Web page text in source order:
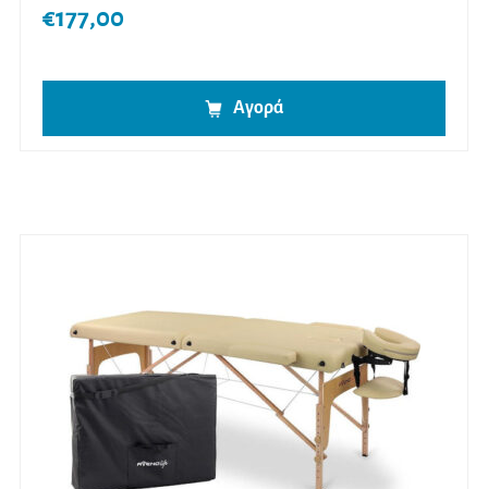
€177,00
Αγορά